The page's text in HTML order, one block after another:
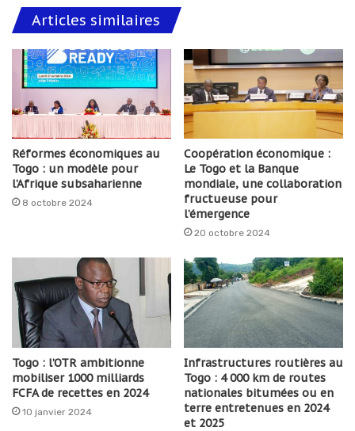
Articles similaires
Réformes économiques au
Togo : un modèle pour
l’Afrique subsaharienne
8 octobre 2024
Coopération économique :
Le Togo et la Banque
mondiale, une collaboration
fructueuse pour
l’émergence
20 octobre 2024
Togo : l’OTR ambitionne
mobiliser 1000 milliards
FCFA de recettes en 2024
10 janvier 2024
Infrastructures routières au
Togo : 4 000 km de routes
nationales bitumées ou en
terre entretenues en 2024
et 2025